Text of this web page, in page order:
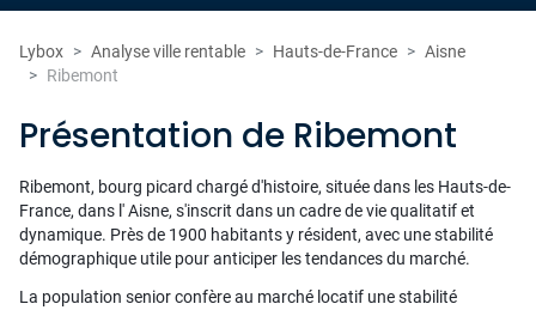
Lybox Analyse ville rentable Hauts-de-France
Aisne
Ribemont
Présentation de Ribemont
Ribemont, bourg picard chargé d'histoire, située dans les Hauts-de-
France, dans l' Aisne, s'inscrit dans un cadre de vie qualitatif et
dynamique. Près de 1900 habitants y résident, avec une stabilité
démographique utile pour anticiper les tendances du marché.
La population senior confère au marché locatif une stabilité